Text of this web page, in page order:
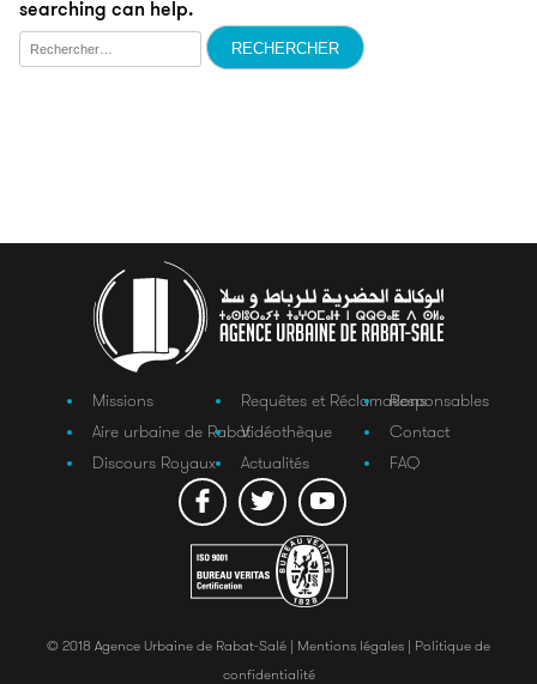
searching can help.
Rechercher :
Missions
Aire urbaine de Rabat
Discours Royaux
Requêtes et Réclamations
Vidéothèque
Actualités
Responsables
Contact
FAQ
© 2018 Agence Urbaine de Rabat-Salé | Mentions légales | Politique de
confidentialité